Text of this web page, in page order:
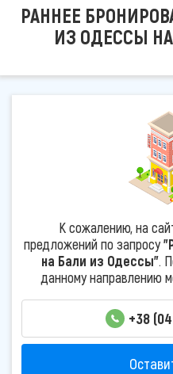
РАННЕЕ
ИЗ ОДЕССЫ НА
К сожалению, на
предложений по запросу
на Бали из Одессы".
данному направлению
+38